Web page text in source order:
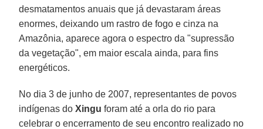
desmatamentos anuais que já devastaram áreas
enormes, deixando um rastro de fogo e cinza na
Amazônia, aparece agora o espectro da "supressão
da vegetação", em maior escala ainda, para fins
energéticos.
No dia 3 de junho de 2007, representantes de povos
indígenas doXingu foram até a orla do rio para
celebrar o encerramento de seu encontro realizado no